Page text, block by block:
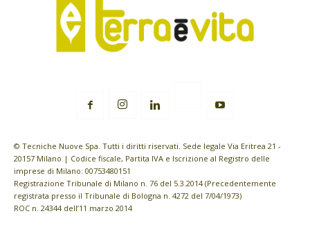
© Tecniche Nuove Spa. Tutti i diritti riservati. Sede legale Via Eritrea 21 -
20157 Milano | Codice fiscale, Partita IVA e Iscrizione al Registro delle
imprese di Milano: 00753480151
Registrazione Tribunale di Milano n. 76 del 5.3.2014 (Precedentemente
registrata presso il Tribunale di Bologna n. 4272 del 7/04/1973)
ROC n. 24344 dell’11 marzo 2014